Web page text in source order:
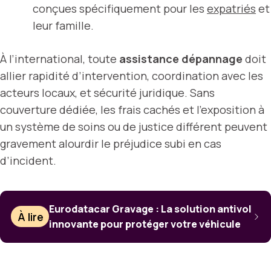
conçues spécifiquement pour les expatriés et
leur famille.
À l’international, toute assistance dépannage doit
allier rapidité d’intervention, coordination avec les
acteurs locaux, et sécurité juridique. Sans
couverture dédiée, les frais cachés et l’exposition à
un système de soins ou de justice différent peuvent
gravement alourdir le préjudice subi en cas
d’incident.
À lire
Eurodatacar Gravage : La solution antivol
innovante pour protéger votre véhicule